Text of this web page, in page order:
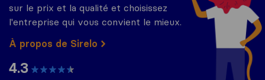
sur le prix et la qualité et choisissez
l'entreprise qui vous convient le mieux.
À propos de Sirelo
4.3